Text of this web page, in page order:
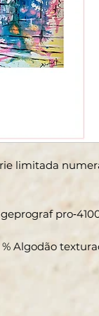
limitada
Algodão